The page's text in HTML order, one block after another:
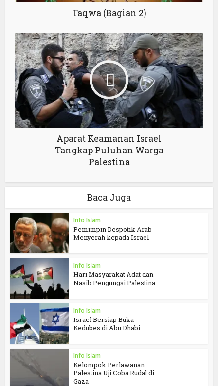
Taqwa (Bagian 2)
Aparat Keamanan Israel
Tangkap Puluhan Warga
Palestina
Baca Juga
Info Islam
Pemimpin Despotik Arab
Menyerah kepada Israel
Info Islam
Hari Masyarakat Adat dan
Nasib Pengungsi Palestina
Info Islam
Israel Bersiap Buka
Kedubes di Abu Dhabi
Info Islam
Kelompok Perlawanan
Palestina Uji Coba Rudal di
Gaza